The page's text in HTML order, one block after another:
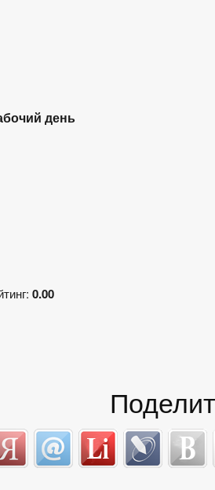
день
0.00